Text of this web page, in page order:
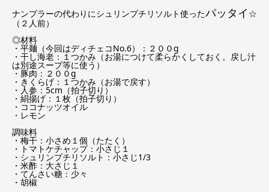
ナンプラーの代わりにシュリンプチリソルト使ったパッタイ ☆
（２人前）
◎材料
・平麺（今回はディチェコNo.6）：２００g
・干し海老：１つかみ（お湯につけて柔らかくしておく。戻し汁
は別途スープ等に使う）
・豚肉：２００g
・きくらげ：１つかみ（お湯で戻す）
・人参：5cm（拍子切り）
・絹揚げ：１枚（拍子切り）
・ココナッツオイル
・レモン
調味料
・梅干：小さめ１個（たたく）
・トマトケチャップ：小さじ１
・シュリンプチリソルト：小さじ1/3
・米酢：大さじ１
・てんさい糖：少々
・胡椒